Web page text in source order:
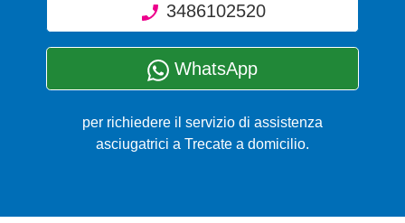
3486102520
WhatsApp
per richiedere il servizio di assistenza
asciugatrici a Trecate a domicilio.